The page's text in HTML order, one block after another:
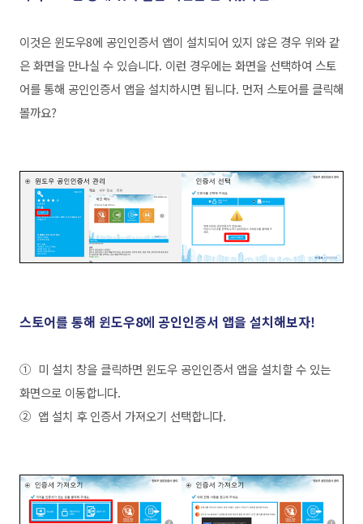
이것은 윈도우8에 공인인증서 앱이 설치되어 있지 않은 경우 위와 같
은 화면을 만나실 수 있습니다. 이런 경우에는 화면을 선택하여 스토
어를 통해 공인인증서 앱을 설치하시면 됩니다. 먼저 스토어를 클릭해
볼까요?
스토어를 통해 윈도우8에 공인인증서 앱을 설치해보자!
① 미 설치 창을 클릭하면 윈도우 공인인증서 앱을 설치할 수 있는
화면으로 이동합니다.
② 앱 설치 후 인증서 가져오기 선택합니다.